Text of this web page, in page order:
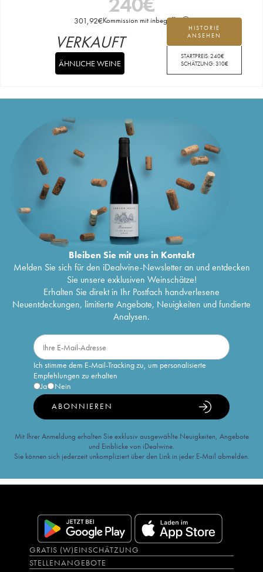
301,92€Kommission mit inbegriffen
HISTORIE
ANSEHEN
STARTPREIS:240€
SCHÄTZUNG:310€
VERKAUFT
ÄHNLICHE WEINE
Bleiben Sie mit uns in Kontakt
Melden Sie sich für den iDealwine-Newsletter an und entdecken
Sie unsere exklusiven Weinschätze!
Erhalten Sie direkt in Ihr Postfach handverlesene
Neuentdeckungen, limitierte Angebote, Neuigkeiten und fundierte
Analysen.
Ich stimme dem E-Mail-Tracking zu, um personalisierte
Empfehlungen zu erhalten
Ja
Nein
ABONNIEREN
Mit Ihrer Anmeldung erhalten Sie exklusiv ausgewählte Neuigkeiten, Angebote
und Einblicke von iDealwine.
Sie können sich jederzeit unkompliziert über den Link in jeder E-Mail abmelden.
GRATIS (W)EINSCHÄTZUNG
STELLENANGEBOTE